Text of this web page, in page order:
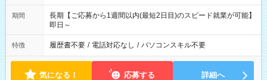
期間
長期【ご応募から1週間以内(最短2日目)のスピード就業が可能】
即日～
特徴 履歴書不要 / 電話対応なし / パソコンスキル不要
気になる！ 応募する 詳細へ